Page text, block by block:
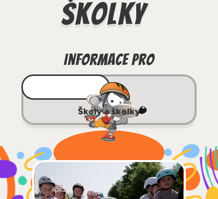
školky
Informace pro
Rodiče
Školy a školky